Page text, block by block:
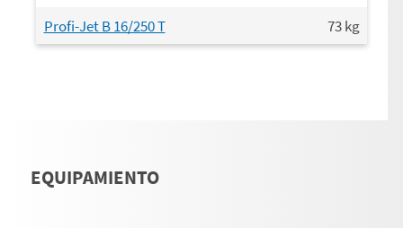
Profi-Jet B 16/250 T
73kg
EQUIPAMIENTO